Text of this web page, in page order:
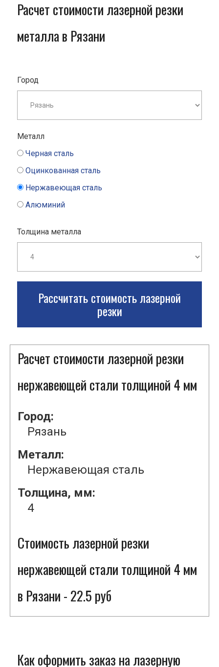
Расчет стоимости лазерной резки
металла в Рязани
Город
Металл
Черная сталь
Оцинкованная сталь
Нержавеющая сталь
Алюминий
Толщина металла
Рассчитать стоимость лазерной
резки
Расчет стоимости лазерной резки
нержавеющей стали толщиной 4 мм
Город:
Рязань
Металл:
Нержавеющая сталь
Толщина, мм:
4
Стоимость лазерной резки
нержавеющей стали толщиной 4 мм
в Рязани - 22.5 руб
Как оформить заказ на лазерную